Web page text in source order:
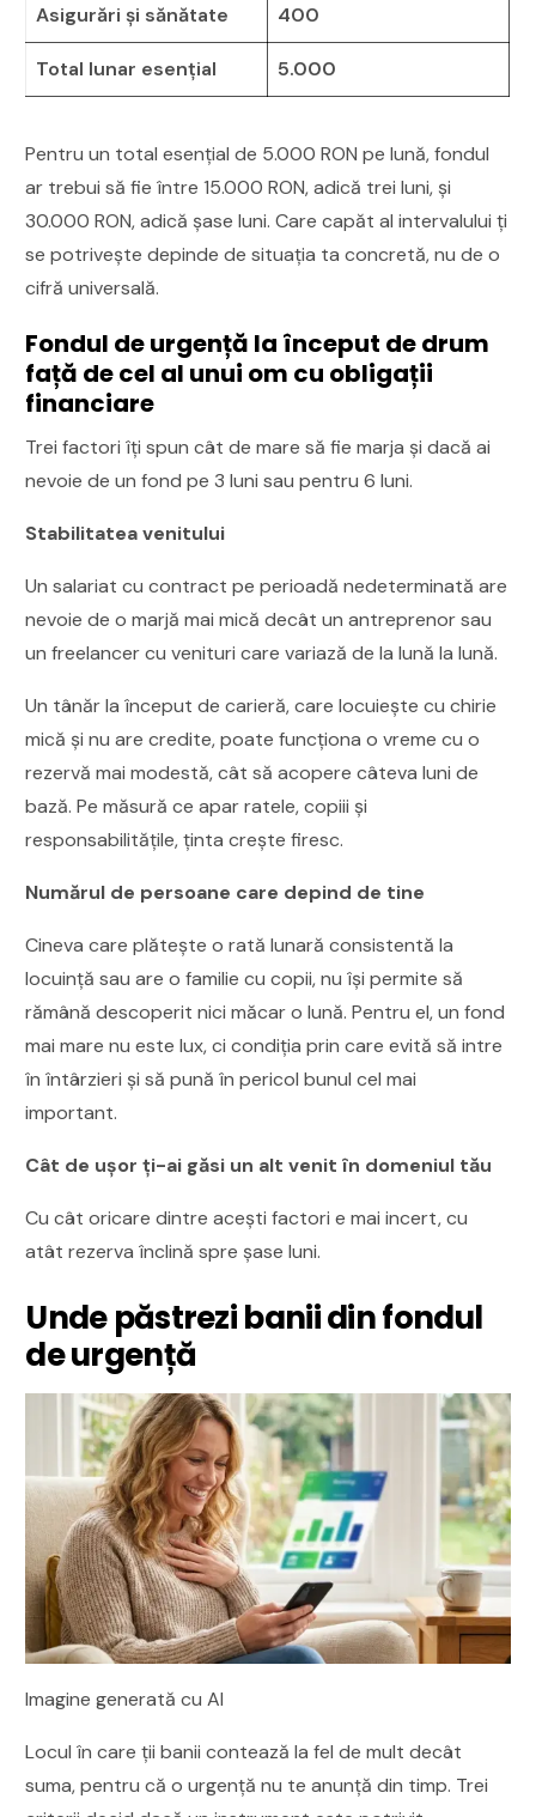
Asigurări și sănătate 400
Total lunar esențial 5.000
Pentru un total esențial de 5.000 RON pe lună, fondul
ar trebui să fie între 15.000 RON, adică trei luni, și
30.000 RON, adică șase luni. Care capăt al intervalului ți
se potrivește depinde de situația ta concretă, nu de o
cifră universală.
Fondul de urgență la început de drum
față de cel al unui om cu obligații
financiare
Trei factori îți spun cât de mare să fie marja și dacă ai
nevoie de un fond pe 3 luni sau pentru 6 luni.
Stabilitatea venitului
Un salariat cu contract pe perioadă nedeterminată are
nevoie de o marjă mai mică decât un antreprenor sau
un freelancer cu venituri care variază de la lună la lună.
Un tânăr la început de carieră, care locuiește cu chirie
mică și nu are credite, poate funcționa o vreme cu o
rezervă mai modestă, cât să acopere câteva luni de
bază. Pe măsură ce apar ratele, copiii și
responsabilitățile, ținta crește firesc.
Numărul de persoane care depind de tine
Cineva care plătește o rată lunară consistentă la
locuință sau are o familie cu copii, nu își permite să
rămână descoperit nici măcar o lună. Pentru el, un fond
mai mare nu este lux, ci condiția prin care evită să intre
în întârzieri și să pună în pericol bunul cel mai
important.
Cât de ușor ți-ai găsi un alt venit în domeniul tău
Cu cât oricare dintre acești factori e mai incert, cu
atât rezerva înclină spre șase luni.
Unde păstrezi banii din fondul
de urgență
Imagine generată cu AI
Locul în care ții banii contează la fel de mult decât
suma, pentru că o urgență nu te anunță din timp. Trei